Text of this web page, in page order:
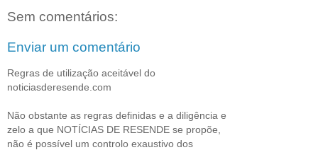
Sem comentários:
Enviar um comentário
Regras de utilização aceitável do
noticiasderesende.com
Não obstante as regras definidas e a diligência e
zelo a que NOTÍCIAS DE RESENDE se propõe,
não é possível um controlo exaustivo dos